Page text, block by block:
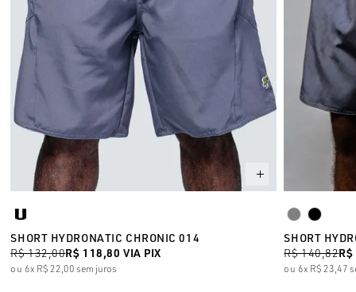
SHORT HYDRONATIC CHRONIC 014
R$ 118,80 VIA PIX
R$ 132,00
6x R$ 22,00 sem juros
SHORT
R$ 140,82
6x R$ 23,47